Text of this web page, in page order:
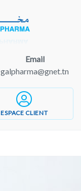
Email
galpharma@gnet.tn
ESPACE CLIENT